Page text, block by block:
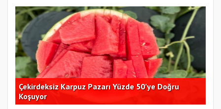
Çekirdeksiz Karpuz Pazarı Yüzde 50’ye Doğru
Koşuyor